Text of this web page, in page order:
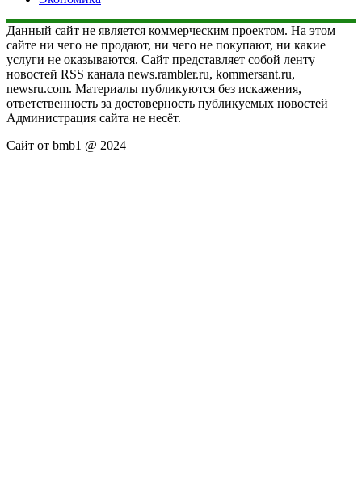
Данный сайт не является коммерческим проектом. На этом
сайте ни чего не продают, ни чего не покупают, ни какие
услуги не оказываются. Сайт представляет собой ленту
новостей RSS канала news.rambler.ru, kommersant.ru,
newsru.com. Материалы публикуются без искажения,
ответственность за достоверность публикуемых новостей
Администрация сайта не несёт.
Сайт от bmb1 @ 2024